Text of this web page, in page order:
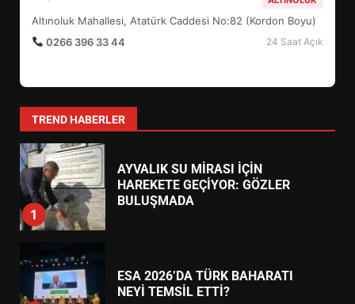
Altınoluk Mahallesi, Atatürk Caddesi No:82 (Kordon Boyu)
0266 396 33 44
24 Saat Açık
TREND HABERLER
6
7
YENİ YÖNETİM NASIL
1
AYVALIK SU MİRASI İÇİN
HAREKETE GEÇİYOR: GÖZLER
BULUŞMADA
ESA 2026’DA TÜRK BAHARATI
NEYİ TEMSİL ETTİ?